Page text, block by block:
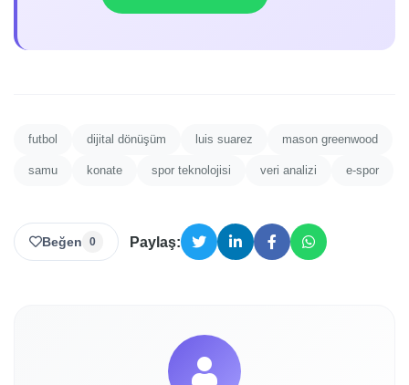
futbol dijital dönüşüm luis suarez mason greenwood
samu konate spor teknolojisi veri analizi e-spor
Beğen 0 Paylaş: